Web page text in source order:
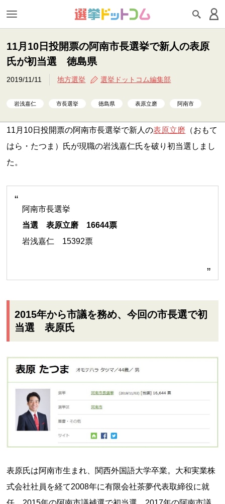
11月10日投開票の阿南市長選挙で新人の表原
氏が初当選 徳島県
2019/11/11 地方選挙 選挙ドットコム編集部
岩浅嘉仁 市長選挙 徳島県 表原立磨 阿南市
11月10日投開票の阿南市長選挙で新人の表原立磨 （おもて
はら・たつま）氏が現職の岩浅嘉仁氏を破り初当選しまし
た。
阿南市長選挙
当選 表原立磨 16644票
岩浅嘉仁 15392票
2015年から市議を務め、今回の市長選で初
当選 表原氏
表原氏は阿南市生まれ、関西外国語大学卒業。大和実業株
式会社社員を経て2008年に有限会社茶夢代表取締役に就